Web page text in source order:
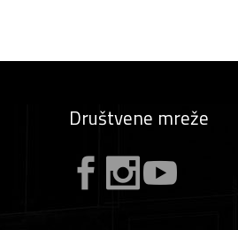
Društvene mreže